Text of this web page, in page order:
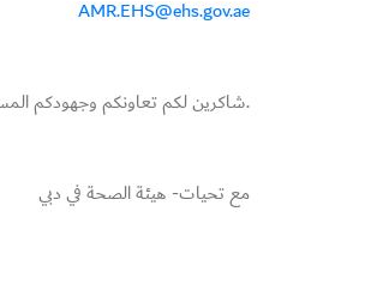
AMR.EHS@ehs.gov.ae
شاكرين لكم تعاونكم وجهودكم المستمرة في تعزيز صحة المجتمع.
مع تحيات- هيئة الصحة في دبي